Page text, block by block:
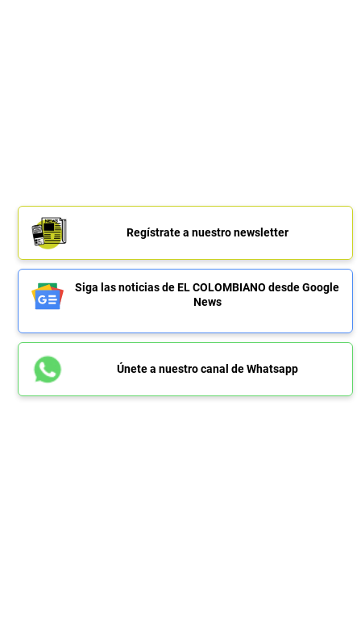
Regístrate a nuestro newsletter
Siga las noticias de EL COLOMBIANO desde Google
News
Únete a nuestro canal de Whatsapp